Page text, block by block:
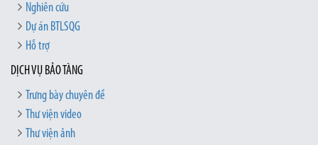
Nghiên cứu
Dự án BTLSQG
Hỗ trợ
DỊCH VỤ BẢO TÀNG
Trưng bày chuyên đề
Thư viện video
Thư viện ảnh